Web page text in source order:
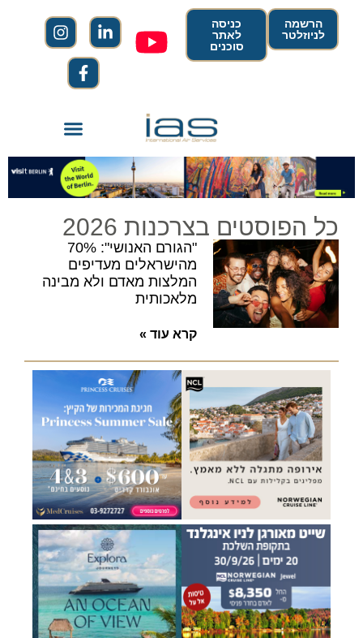
הרשמה
לניוזלטר
כניסה
לאתר
סוכנים
כל הפוסטים בצרכנות 2026
"הגורם האנושי": 70%
מהישראלים מעדיפים
המלצות מאדם ולא מבינה
מלאכותית
קרא עוד »